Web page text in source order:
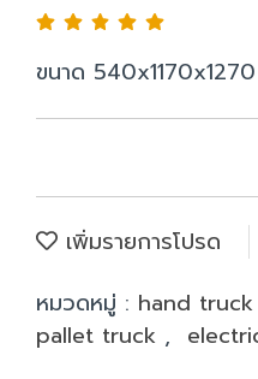
ขนาด
เพิ่มรายการโปรด
หมวดหมู่ : hand truck
pallet truck ,